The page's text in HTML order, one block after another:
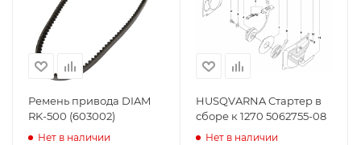
Ремень привода DIAM
RK-500 (603002)
Нет в наличии
HUSQVARNA Стартер в
сборе к 1270 5062755-08
Нет в наличии